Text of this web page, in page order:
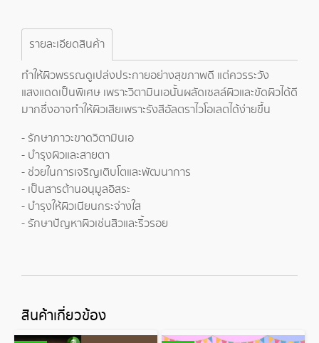
รายละเอียดสินค้า
ทำให้ผิวพรรณดูเปล่งประกายอย่างสุขภาพดี แต่ควรระวัง
แสงแดดเป็นพิเศษ เพราะวิตามินเอนั้นผลัดเซลล์ผิวและขัดผิวได้ดี
มากซึ่งอาจทำให้ผิวเสียเพราะรังสีอัลตราไวโอเลตได้ง่ายขึ้น
- รักษาภาวะขาดวิตามินเอ
- บำรุงผิวและสายตา
- ช่วยในการเจริญเติบโตและพัฒนาการ
- เป็นสารต้านอนุมูลอิสระ
- บำรุงให้ผิวเนียนกระจ่างใส
- รักษาปัญหาผิวเช่นสิวและริ้วรอย
สินค้าเกี่ยวข้อง